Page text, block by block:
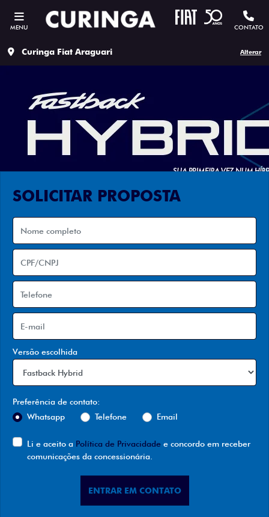
MENU CONTATO
Curinga Fiat Araguari Alterar
SOLICITAR PROPOSTA
Versão escolhida
Preferência de contato:
Whatsapp
Telefone Email
Li e aceito a Política de Privacidade e concordo em receber
comunicações da concessionária.
ENTRAR EM CONTATO